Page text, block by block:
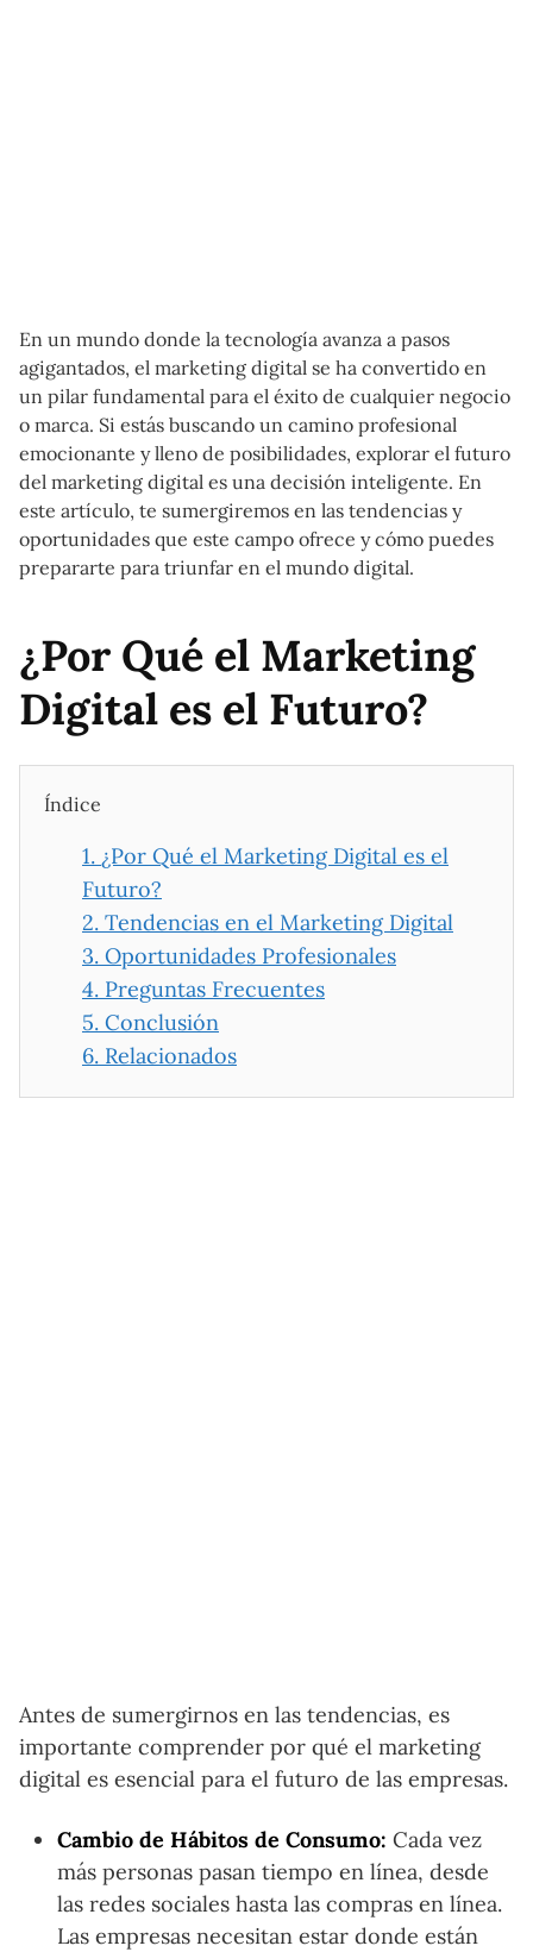
En un mundo donde la tecnología avanza a pasos
agigantados, el marketing digital se ha convertido en
un pilar fundamental para el éxito de cualquier negocio
o marca. Si estás buscando un camino profesional
emocionante y lleno de posibilidades, explorar el futuro
del marketing digital es una decisión inteligente. En
este artículo, te sumergiremos en las tendencias y
oportunidades que este campo ofrece y cómo puedes
prepararte para triunfar en el mundo digital.
¿Por Qué el Marketing
Digital es el Futuro?
Índice
1. ¿Por Qué el Marketing Digital es el
Futuro?
2. Tendencias en el Marketing Digital
3. Oportunidades Profesionales
4. Preguntas Frecuentes
5. Conclusión
6. Relacionados
Antes de sumergirnos en las tendencias, es
importante comprender por qué el marketing
digital es esencial para el futuro de las empresas.
Cambio de Hábitos de Consumo: Cada vez
más personas pasan tiempo en línea, desde
las redes sociales hasta las compras en línea.
Las empresas necesitan estar donde están